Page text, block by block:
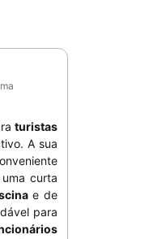
turistas
A sua
curta
e de
para